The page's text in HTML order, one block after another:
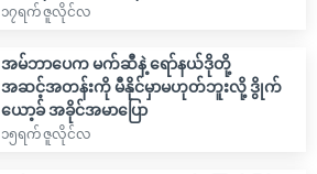
၁၇ရက် ဇူလိုင်လ
အမ်ဘာပေက မက်ဆီနဲ့ ရော်နယ်ဒိုတို့
အဆင့်အတန်းကို မီနိုင်မှာမဟုတ်ဘူးလို့ ဒွိုက်
ယော့ခ် အခိုင်အမာပြော
၁၅ရက် ဇူလိုင်လ